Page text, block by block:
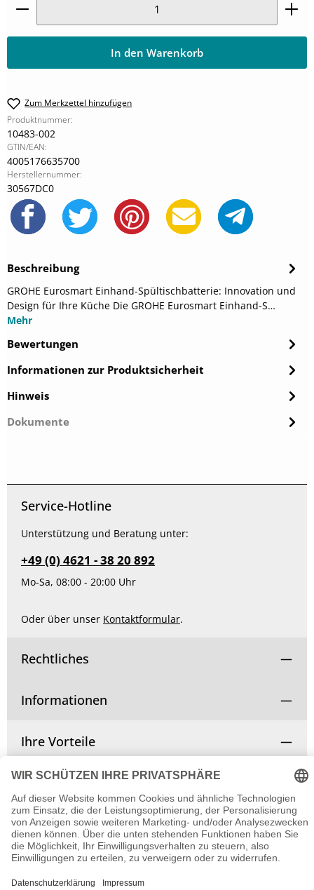
In den Warenkorb
Zum Merkzettel hinzufügen
Produktnummer:
10483-002
GTIN/EAN:
4005176635700
Herstellernummer:
30567DC0
Beschreibung
GROHE Eurosmart Einhand-Spültischbatterie: Innovation und
Design für Ihre Küche Die GROHE Eurosmart Einhand-S…
Mehr
Bewertungen
Informationen zur Produktsicherheit
Hinweis
Dokumente
Service-Hotline
Unterstützung und Beratung unter:
+49 (0) 4621 - 38 20 892
Mo-Sa, 08:00 - 20:00 Uhr
Oder über unser Kontaktformular.
Rechtliches
Informationen
Ihre Vorteile
Vertrag widerrufen